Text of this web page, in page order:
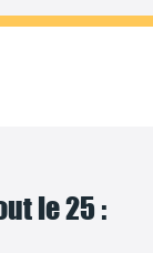
le 25 :